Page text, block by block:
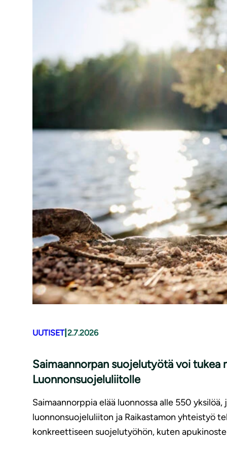
UUTISET| 2.7.2026
Saimaannorpan suojelutyötä voi tukea
Luonnonsuojeluliitolle
Saimaannorppia elää luonnossa alle 550
luonnonsuojeluliiton ja Raikastamon yhteistyö
konkreettiseen suojelutyöhön, kuten